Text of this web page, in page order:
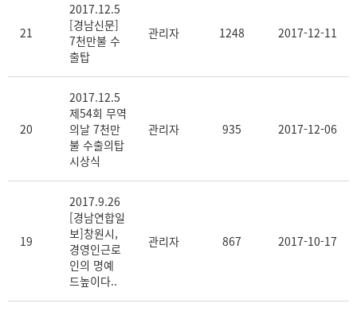
21
2017.12.5
[경남신문]
7천만불 수
출탑
관리자 1248 2017-12-11
20
2017.12.5
제54회 무역
의날 7천만
불 수출의탑
시상식
관리자 935 2017-12-06
19
2017.9.26
[경남연합일
보]창원시,
경영인근로
인의 명예
드높이다..
관리자 867 2017-10-17